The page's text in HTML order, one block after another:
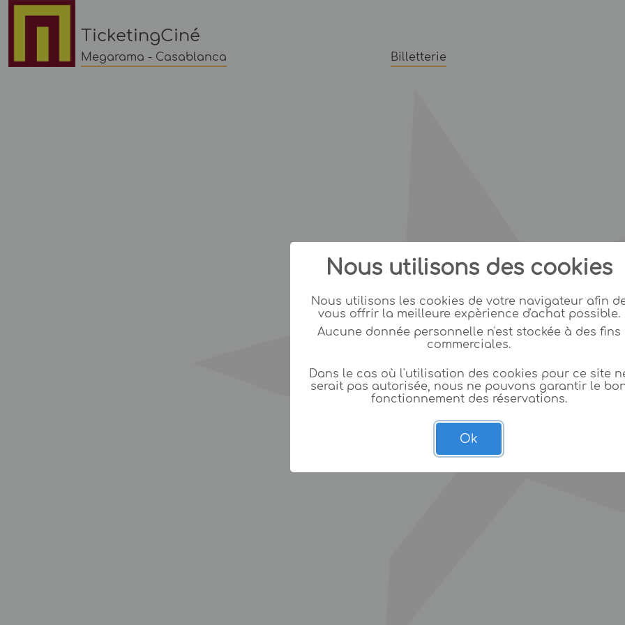
TicketingCiné
Megarama - Casablanca Billetterie
Nous utilisons des cookies
Nous utilisons les cookies de votre navigateur afin
vous offrir la meilleure expèrience d'achat possible.
Aucune donnée personnelle n'est stockée à des fins
commerciales.
Dans le cas où l'utilisation des cookies pour ce site
serait pas autorisée, nous ne pouvons garantir le
fonctionnement des réservations.
Ok